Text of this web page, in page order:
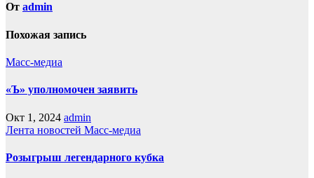
От admin
Похожая запись
Масс-медиа
«Ъ» уполномочен заявить
Окт 1, 2024 admin
Лента новостей Масс-медиа
Розыгрыш легендарного кубка